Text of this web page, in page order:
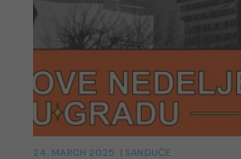
24. MARCH 2025. | SANDUČE